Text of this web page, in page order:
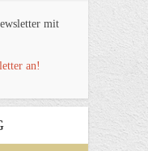
mit
an!